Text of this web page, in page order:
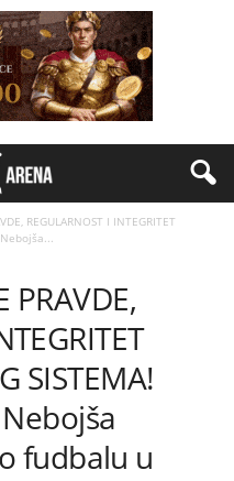
REGULARNOST I INTEGRITET
Nebojša...
PRAVDE,
SISTEMA!
fudbalu u